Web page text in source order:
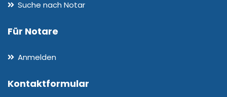
Suche nach Notar
Für Notare
Anmelden
Kontaktformular